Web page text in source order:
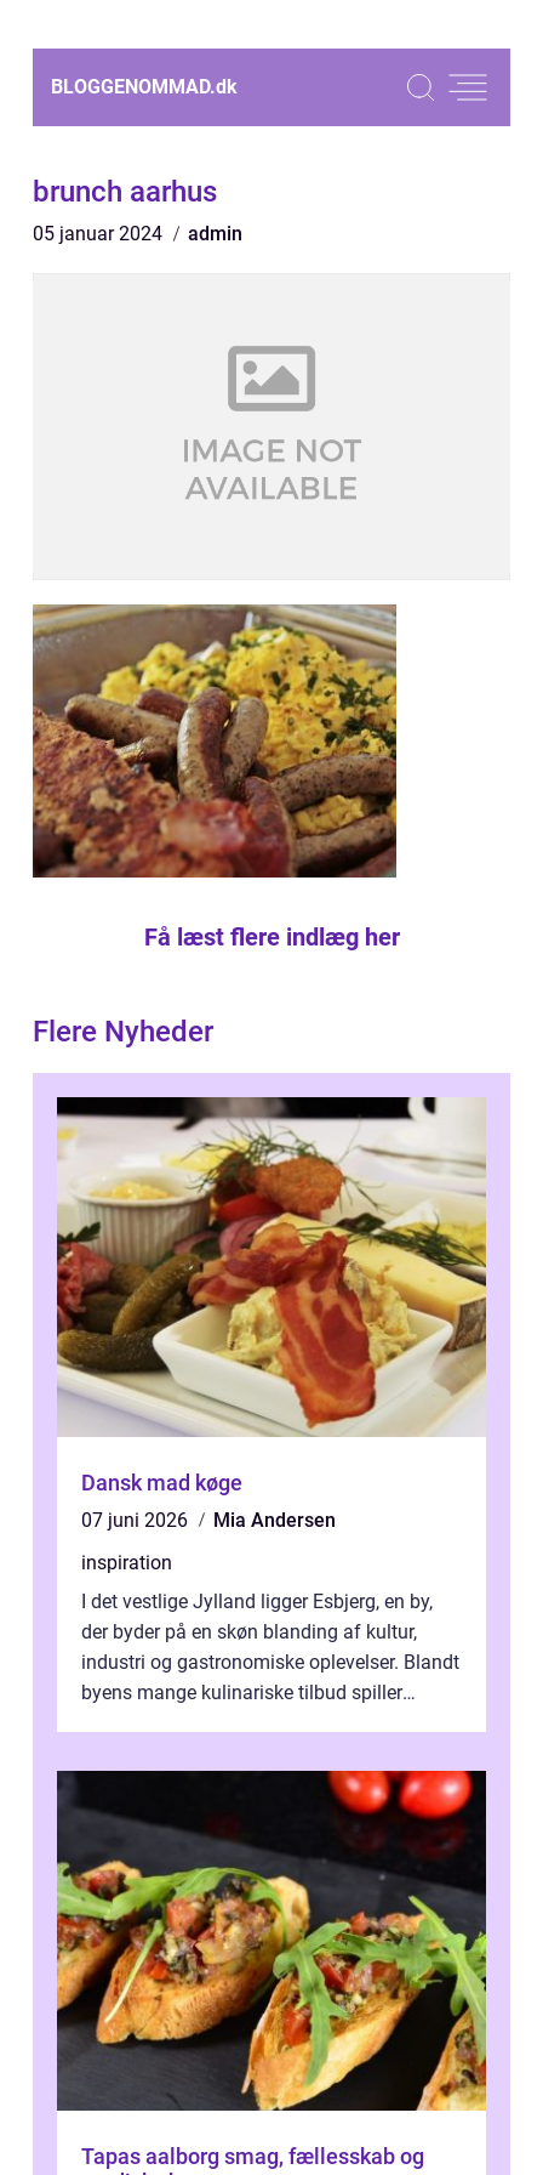
BLOGGENOMMAD.dk
brunch aarhus
05 januar 2024 admin
Få læst flere indlæg her
Flere Nyheder
Dansk mad køge
07 juni 2026
Mia Andersen
inspiration
I det vestlige Jylland ligger Esbjerg, en by,
der byder på en skøn blanding af kultur,
industri og gastronomiske oplevelser. Blandt
byens mange kulinariske tilbud spiller
Tapas aalborg smag, fællesskab og